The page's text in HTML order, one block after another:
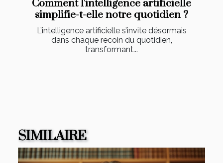
Comment l'intelligence artificielle
simplifie-t-elle notre quotidien ?
L’intelligence artificielle s’invite désormais
dans chaque recoin du quotidien,
transformant...
SIMILAIRE